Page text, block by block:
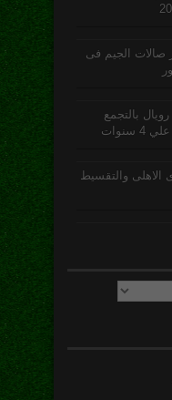
صالات الجيم فى
بالتجمع
سنوات
الاهلى والتقسيط